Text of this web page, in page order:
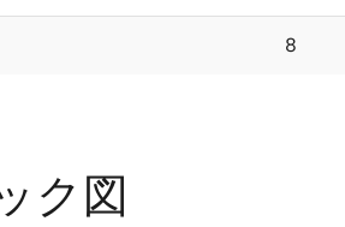
8
ク図